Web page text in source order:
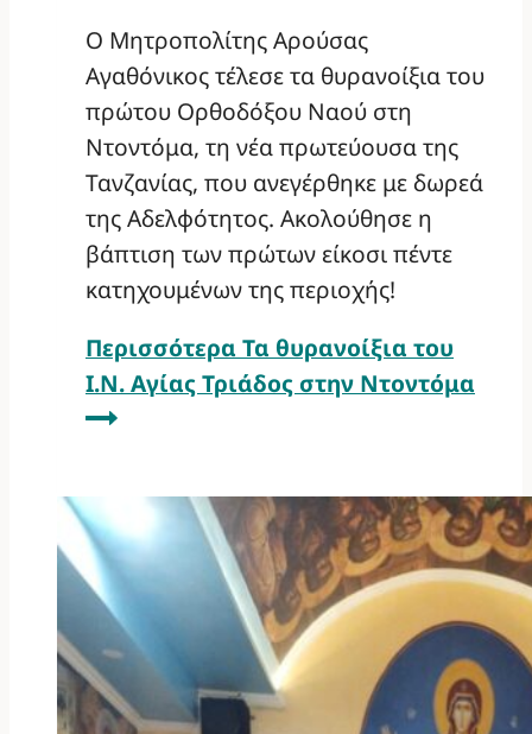
Ο Μητροπολίτης Αρούσας
Αγαθόνικος τέλεσε τα θυρανοίξια του
πρώτου Ορθοδόξου Ναού στη
Ντοντόμα, τη νέα πρωτεύουσα της
Τανζανίας, που ανεγέρθηκε με δωρεά
της Αδελφότητος. Ακολούθησε η
βάπτιση των πρώτων είκοσι πέντε
κατηχουμένων της περιοχής!
Περισσότερα Τα θυρανοίξια του
Ι.Ν. Αγίας Τριάδος στην Ντοντόμα